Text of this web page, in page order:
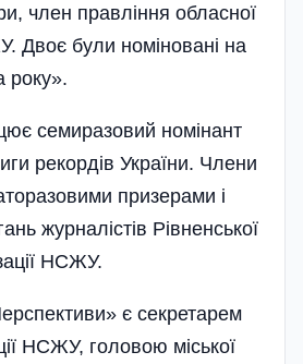
член правління обласної
Двоє були номіновані на
року».
семиразовий номінант
рекордів України. Члени
призерами і
журналістів Рівненської
НСЖУ.
є секретарем
НСЖУ, головою міської